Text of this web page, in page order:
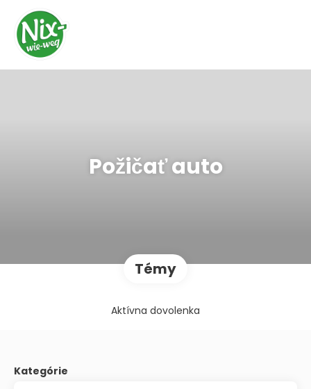
Požičať auto
Témy
Aktívna dovolenka
Kategórie